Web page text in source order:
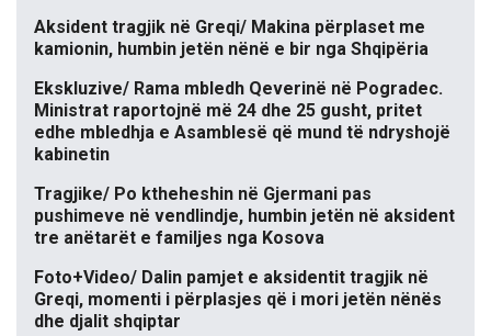
Aksident tragjik në Greqi/ Makina përplaset me
kamionin, humbin jetën nënë e bir nga Shqipëria
Ekskluzive/ Rama mbledh Qeverinë në Pogradec.
Ministrat raportojnë më 24 dhe 25 gusht, pritet
edhe mbledhja e Asamblesë që mund të ndryshojë
kabinetin
Tragjike/ Po ktheheshin në Gjermani pas
pushimeve në vendlindje, humbin jetën në aksident
tre anëtarët e familjes nga Kosova
Foto+Video/ Dalin pamjet e aksidentit tragjik në
Greqi, momenti i përplasjes që i mori jetën nënës
dhe djalit shqiptar